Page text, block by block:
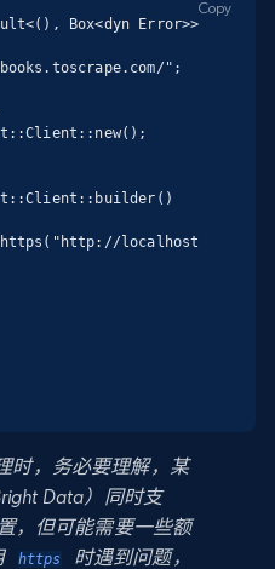
Box<dyn Error>>
localhost
Copy
时，务必要理解，某
Data）同时支
，但可能需要一些额
https
时遇到问题，